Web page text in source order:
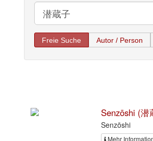
Freie Suche Autor / Person
Senzōshi (潜
Senzōshi
Mehr